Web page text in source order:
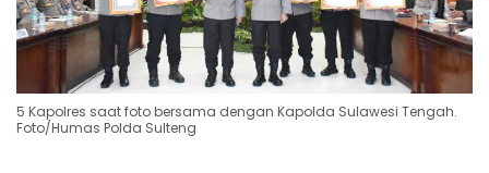
5 Kapolres saat foto bersama dengan Kapolda Sulawesi Tengah.
Foto/Humas Polda Sulteng